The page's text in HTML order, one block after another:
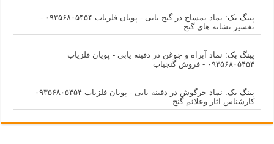
پینگ بک:
نماد تمساح در گنج یابی - پویان فلزیاب ۰۹۳۵۶۸۰۵۴۵۴ -
تفسیر نشانه های گنج
پینگ بک: نماد آبراه و جوغن در دفینه یابی - پویان فلزیاب
۰۹۳۵۶۸۰۵۴۵۴ - فروش گنجیاب
پینگ بک:
نماد خرگوش در دفینه یابی - پویان فلزیاب ۰۹۳۵۶۸۰۵۴۵۴
کارشناس اثار وعلائم گنج